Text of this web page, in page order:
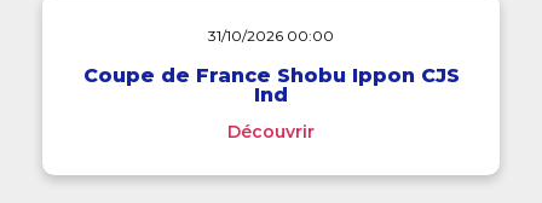
31/10/2026 00:00
Coupe de France Shobu Ippon CJS
Ind
Découvrir